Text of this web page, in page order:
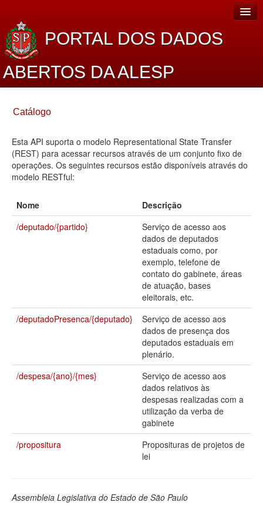
PORTAL DOS DADOS
ABERTOS DA ALESP
Sobre o projeto
Dados Abertos Alesp
Lei de Acesso à Informação
Planejamento
Catálogo de dados
Legislação
Perguntas frequentes
Catálogo
Esta API suporta o modelo Representational State Transfer
(REST) para acessar recursos através de um conjunto fixo de
operações. Os seguintes recursos estão disponíveis através do
modelo RESTful:
Nome
Descrição
/deputado/{partido}
Serviço de acesso aos
dados de deputados
estaduais como, por
exemplo, telefone de
contato do gabinete, áreas
de atuação, bases
eleitorais, etc.
/deputadoPresenca/{deputado}
Serviço de acesso aos
dados de presença dos
deputados estaduais em
plenário.
/despesa/{ano}/{mes}
Serviço de acesso aos
dados relativos às
despesas realizadas com a
utilização da verba de
gabinete
/propositura
Proposituras de projetos de
lei
Assembleia Legislativa do Estado de São Paulo